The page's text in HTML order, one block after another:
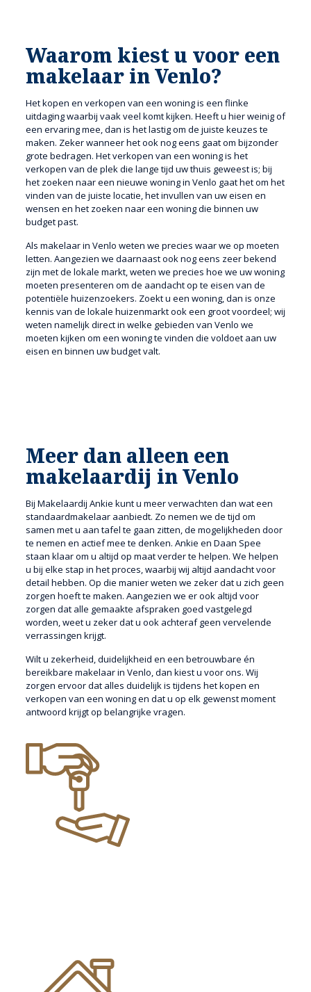
Waarom kiest u voor een
makelaar in Venlo?
Het kopen en verkopen van een woning is een flinke
uitdaging waarbij vaak veel komt kijken. Heeft u hier weinig of
een ervaring mee, dan is het lastig om de juiste keuzes te
maken. Zeker wanneer het ook nog eens gaat om bijzonder
grote bedragen. Het verkopen van een woning is het
verkopen van de plek die lange tijd uw thuis geweest is; bij
het zoeken naar een nieuwe woning in Venlo gaat het om het
vinden van de juiste locatie, het invullen van uw eisen en
wensen en het zoeken naar een woning die binnen uw
budget past.
Als makelaar in Venlo weten we precies waar we op moeten
letten. Aangezien we daarnaast ook nog eens zeer bekend
zijn met de lokale markt, weten we precies hoe we uw woning
moeten presenteren om de aandacht op te eisen van de
potentiële huizenzoekers. Zoekt u een woning, dan is onze
kennis van de lokale huizenmarkt ook een groot voordeel; wij
weten namelijk direct in welke gebieden van Venlo we
moeten kijken om een woning te vinden die voldoet aan uw
eisen en binnen uw budget valt.
Meer dan alleen een
makelaardij in Venlo
Bij Makelaardij Ankie kunt u meer verwachten dan wat een
standaardmakelaar aanbiedt. Zo nemen we de tijd om
samen met u aan tafel te gaan zitten, de mogelijkheden door
te nemen en actief mee te denken. Ankie en Daan Spee
staan klaar om u altijd op maat verder te helpen. We helpen
u bij elke stap in het proces, waarbij wij altijd aandacht voor
detail hebben. Op die manier weten we zeker dat u zich geen
zorgen hoeft te maken. Aangezien we er ook altijd voor
zorgen dat alle gemaakte afspraken goed vastgelegd
worden, weet u zeker dat u ook achteraf geen vervelende
verrassingen krijgt.
Wilt u zekerheid, duidelijkheid en een betrouwbare én
bereikbare makelaar in Venlo, dan kiest u voor ons. Wij
zorgen ervoor dat alles duidelijk is tijdens het kopen en
verkopen van een woning en dat u op elk gewenst moment
antwoord krijgt op belangrijke vragen.